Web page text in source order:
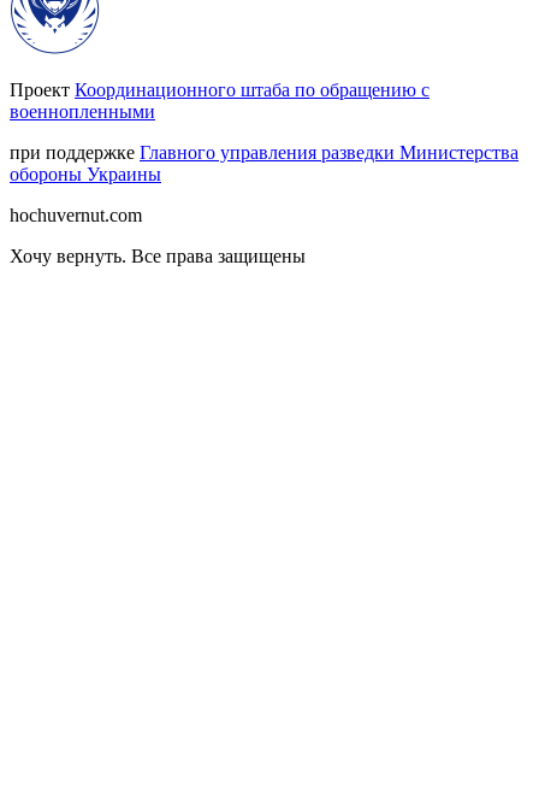
Проект Координационного штаба по обращению с
военнопленными
при поддержке Главного управления разведки Министерства
обороны Украины
hochuvernut.com
Хочу вернуть. Все права защищены